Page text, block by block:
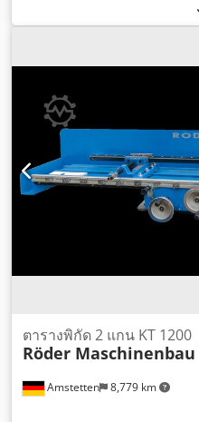
Amstetten 8,779 km
ตารางพิกัด 2 แกน KT 1200
Röder Maschinenbau